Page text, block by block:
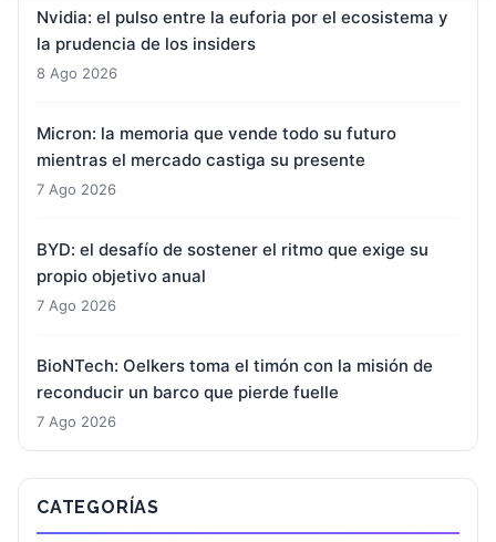
Nvidia: el pulso entre la euforia por el ecosistema y
la prudencia de los insiders
8 Ago 2026
Micron: la memoria que vende todo su futuro
mientras el mercado castiga su presente
7 Ago 2026
BYD: el desafío de sostener el ritmo que exige su
propio objetivo anual
7 Ago 2026
BioNTech: Oelkers toma el timón con la misión de
reconducir un barco que pierde fuelle
7 Ago 2026
CATEGORÍAS